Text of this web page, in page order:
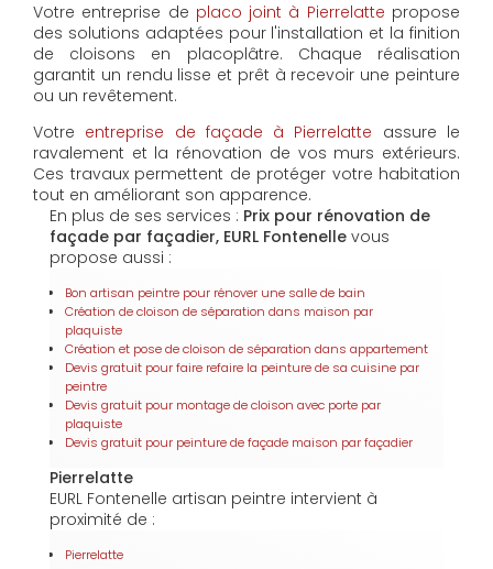
Votre entreprise de placo joint à Pierrelatte propose
des solutions adaptées pour l'installation et la finition
de cloisons en placoplâtre. Chaque réalisation
garantit un rendu lisse et prêt à recevoir une peinture
ou un revêtement.
Votre entreprise de façade à Pierrelatte assure le
ravalement et la rénovation de vos murs extérieurs.
Ces travaux permettent de protéger votre habitation
tout en améliorant son apparence.
En plus de ses services : Prix pour rénovation de
façade par façadier, EURL Fontenelle vous
propose aussi :
Bon artisan peintre pour rénover une salle de bain
Création de cloison de séparation dans maison par
plaquiste
Création et pose de cloison de séparation dans appartement
Devis gratuit pour faire refaire la peinture de sa cuisine par
peintre
Devis gratuit pour montage de cloison avec porte par
plaquiste
Devis gratuit pour peinture de façade maison par façadier
Pierrelatte
EURL Fontenelle artisan peintre intervient à
proximité de :
Pierrelatte